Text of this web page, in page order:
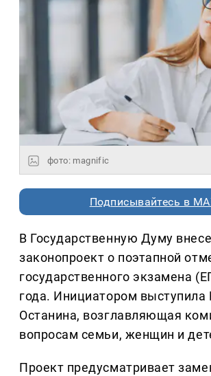
фото: magnific
Подписывайтесь в
В Государственную Думу
законопроект о поэтапной
государственного экзамена
года. Инициатором выступила
Останина, возглавляющая
вопросам семьи, женщин и
Проект предусматривает